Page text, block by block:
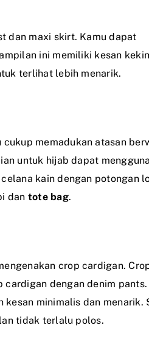
dan maxi skirt. Kamu dapat
ini memiliki kesan
terlihat lebih menarik.
memadukan atasan
untuk hijab dapat
kain dengan potongan
dan tote bag.
crop cardigan.
dengan denim
minimalis dan menarik.
tidak terlalu polos.